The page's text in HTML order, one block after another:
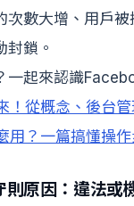
次數大增、用戶
封鎖。
一起來認識
！從概念、後台
用？一篇搞懂操
原因：違法或